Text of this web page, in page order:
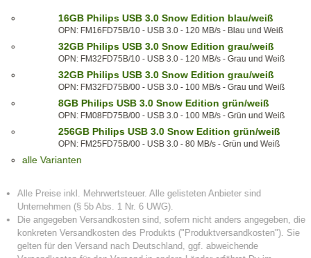
16GB Philips USB 3.0 Snow Edition blau/weiß
OPN: FM16FD75B/10 - USB 3.0 - 120 MB/s - Blau und Weiß
32GB Philips USB 3.0 Snow Edition grau/weiß
OPN: FM32FD75B/10 - USB 3.0 - 120 MB/s - Grau und Weiß
32GB Philips USB 3.0 Snow Edition grau/weiß
OPN: FM32FD75B/00 - USB 3.0 - 100 MB/s - Grau und Weiß
8GB Philips USB 3.0 Snow Edition grün/weiß
OPN: FM08FD75B/00 - USB 3.0 - 100 MB/s - Grün und Weiß
256GB Philips USB 3.0 Snow Edition grün/weiß
OPN: FM25FD75B/00 - USB 3.0 - 80 MB/s - Grün und Weiß
alle Varianten